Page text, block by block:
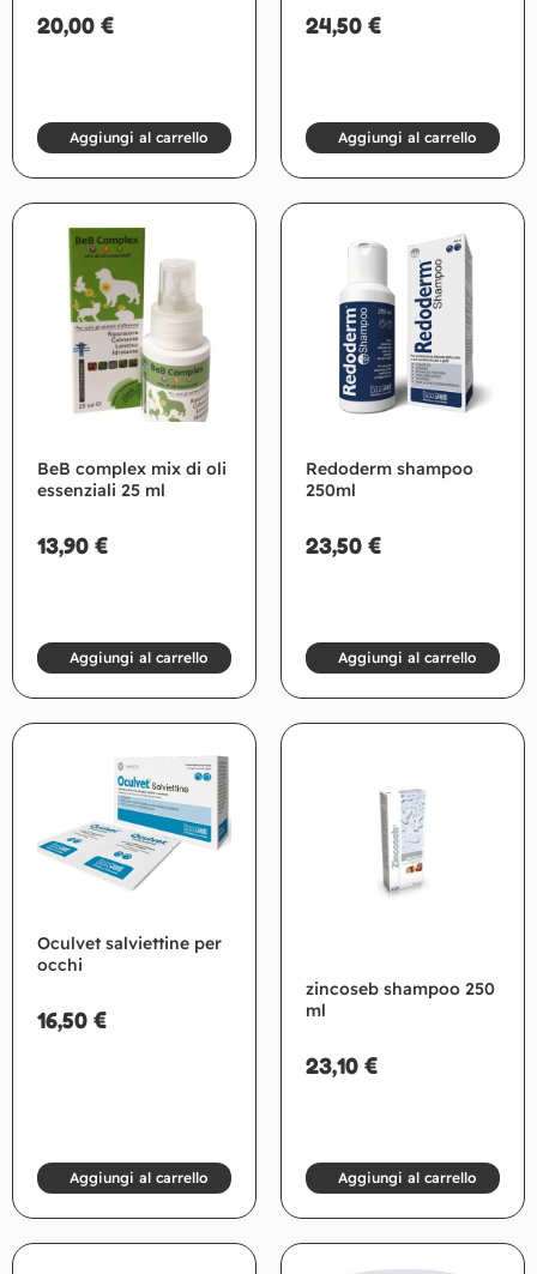
20,00 €
Aggiungi al carrello
24,50 €
Aggiungi al carrello
BeB complex mix di oli
essenziali 25 ml
13,90 €
Aggiungi al carrello
Redoderm shampoo
250ml
23,50 €
Aggiungi al carrello
Oculvet salviettine per
occhi
16,50 €
Aggiungi al carrello
zincoseb shampoo 250
ml
23,10 €
Aggiungi al carrello